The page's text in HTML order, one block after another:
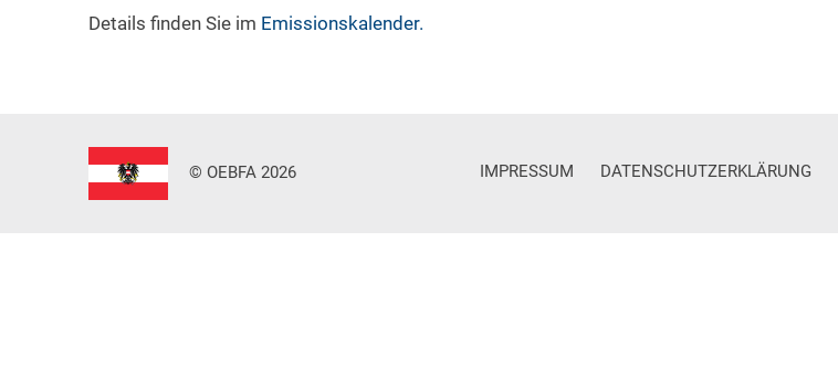
Details finden Sie im Emissionskalender.
IMPRESSUM DATENSCHUTZERKLÄRUNG
© OEBFA 2026